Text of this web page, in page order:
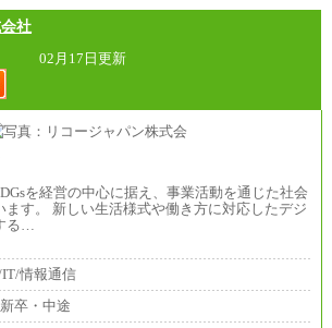
社
02月17日更新
を経営の中心に据え、事業活動を通じた社会
ます。 新しい生活様式や働き方に対応したデジ
る…
情報通信
卒・中途